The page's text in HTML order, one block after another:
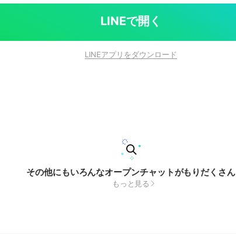
LINEで開く
LINEアプリをダウンロード
その他にもいろんなオープンチャットがもりだくさん
もっと見る